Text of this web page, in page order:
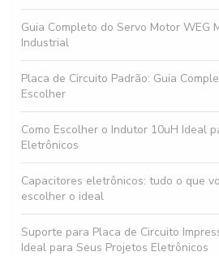
Guia Completo do Servo Motor WEG
Industrial
Placa de Circuito Padrão: Guia
Escolher
Como Escolher o Indutor 10uH Ideal
Eletrônicos
Capacitores eletrônicos: tudo o que
escolher o ideal
Suporte para Placa de Circuito
Ideal para Seus Projetos Eletrônicos